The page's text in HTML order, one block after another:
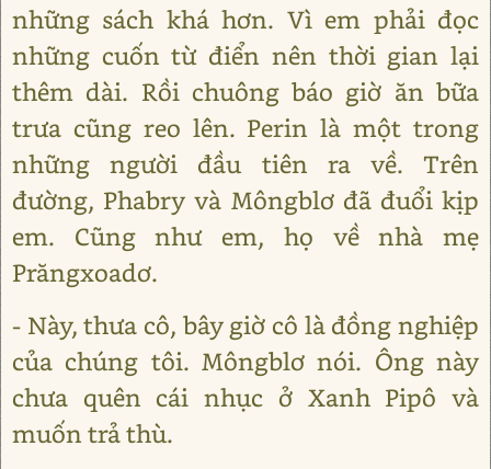
những sách khá hơn. Vì em phải đọc
những cuốn từ điển nên thời gian lại
thêm dài. Rồi chuông báo giờ ăn bữa
trưa cũng reo lên. Perin là một trong
những người đầu tiên ra về. Trên
đường, Phabry và Môngblơ đã đuổi kịp
em. Cũng như em, họ về nhà mẹ
Prăngxoadơ.
- Này, thưa cô, bây giờ cô là đồng nghiệp
của chúng tôi. Môngblơ nói. Ông này
chưa quên cái nhục ở Xanh Pipô và
muốn trả thù.